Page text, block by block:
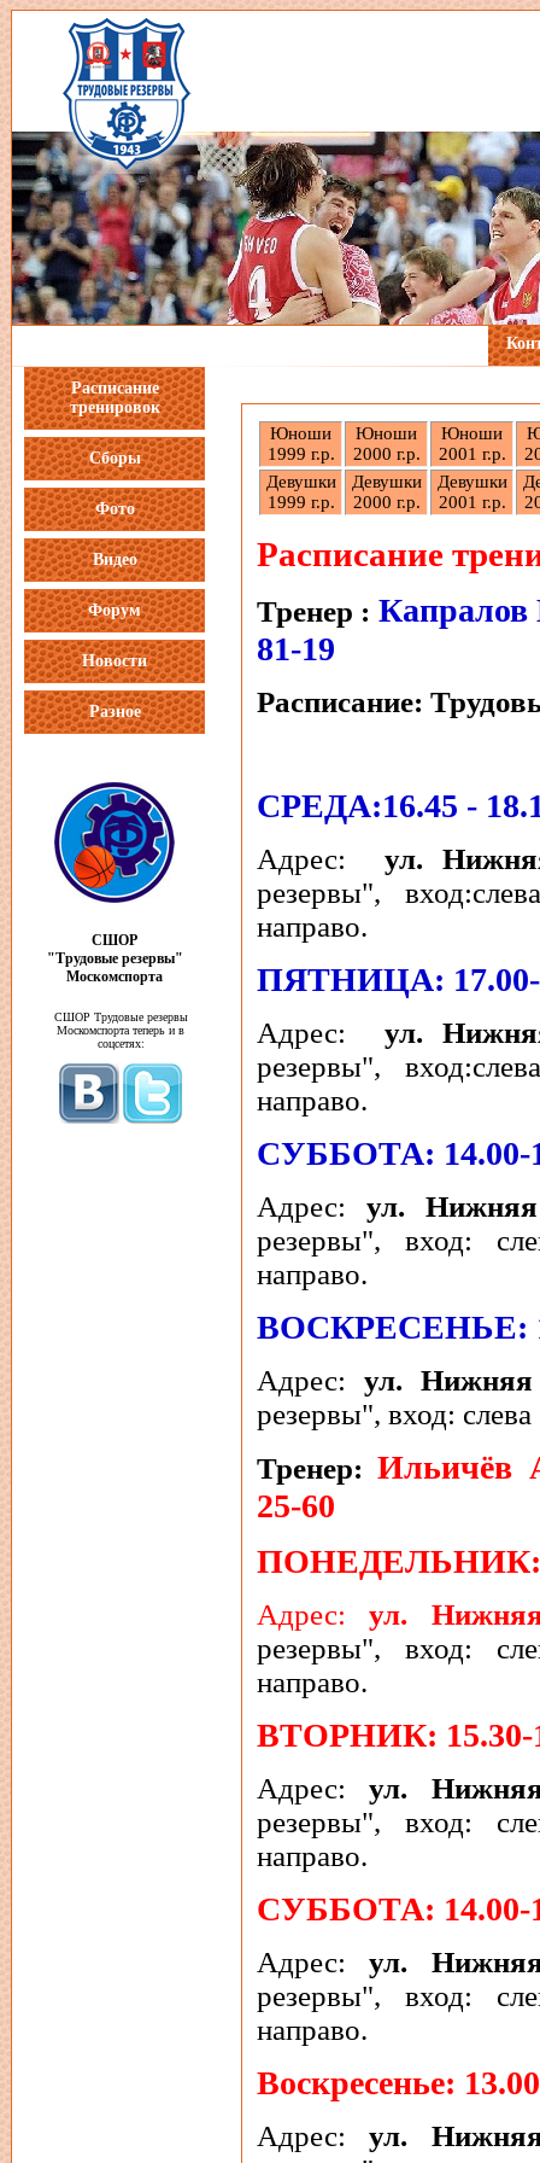
Расписание
тренировок
Сборы
Фото
Видео
Форум
Новости
Разное
СШОР
"Трудовые резервы"
Москомспорта
СШОР Трудовые резервы
Москомспорта теперь и в
соцсетях:
Юноши
1999 г.р.
Юноши
2000 г.р.
Юноши
2001 г.р.
Девушки
1999 г.р.
Девушки
2000 г.р.
Девушки
2001 г.р.
Расписание
Тренер : Капралов
81-19
Расписание:
СРЕДА:16.45 -
Адрес:
ул.
резервы",
направо.
ПЯТНИЦА: 17.00-
Адрес:
ул.
резервы",
направо.
СУББОТА: 14.00-
Адрес: ул.
резервы", вход:
направо.
ВОСКРЕСЕНЬЕ:
Адрес: ул.
резервы", вход:
Тренер:Ильичёв
25-60
ПОНЕДЕЛЬНИК:
Адрес: ул.
резервы", вход:
направо.
ВТОРНИК: 15.30-
Адрес:ул.
резервы", вход:
направо.
СУББОТА: 14.00-
Адрес:ул.
резервы", вход:
направо.
Воскресенье:
Адрес:ул.